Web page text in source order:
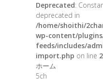
Deprecated:
deprecated in
/home/shoithi/
wp-content/
feeds/includes/
import.php on line
ホーム
5ch